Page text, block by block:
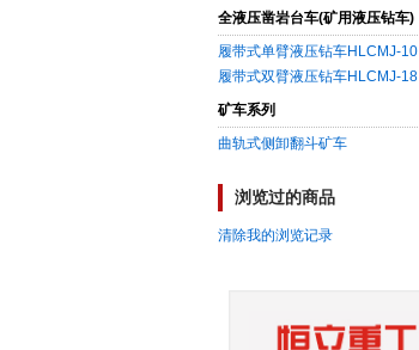
全液压凿岩台车(矿用液压钻车)
履带式单臂液压钻车HLCMJ-10
履带式双臂液压钻车HLCMJ-18
矿车系列
曲轨式侧卸翻斗矿车
浏览过的商品
清除我的浏览记录